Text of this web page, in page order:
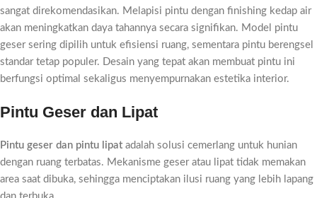
sangat direkomendasikan. Melapisi pintu dengan finishing kedap air
akan meningkatkan daya tahannya secara signifikan. Model pintu
geser sering dipilih untuk efisiensi ruang, sementara pintu berengsel
standar tetap populer. Desain yang tepat akan membuat pintu ini
berfungsi optimal sekaligus menyempurnakan estetika interior.
Pintu Geser dan Lipat
Pintu geser dan pintu lipatadalah solusi cemerlang untuk hunian
dengan ruang terbatas. Mekanisme geser atau lipat tidak memakan
area saat dibuka, sehingga menciptakan ilusi ruang yang lebih lapang